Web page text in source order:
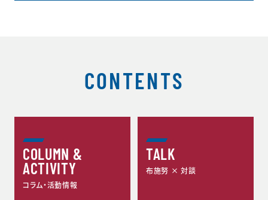
CONTENTS
COLUMN &
ACTIVITY
コラム・活動情報
TALK
布施努 × 対談